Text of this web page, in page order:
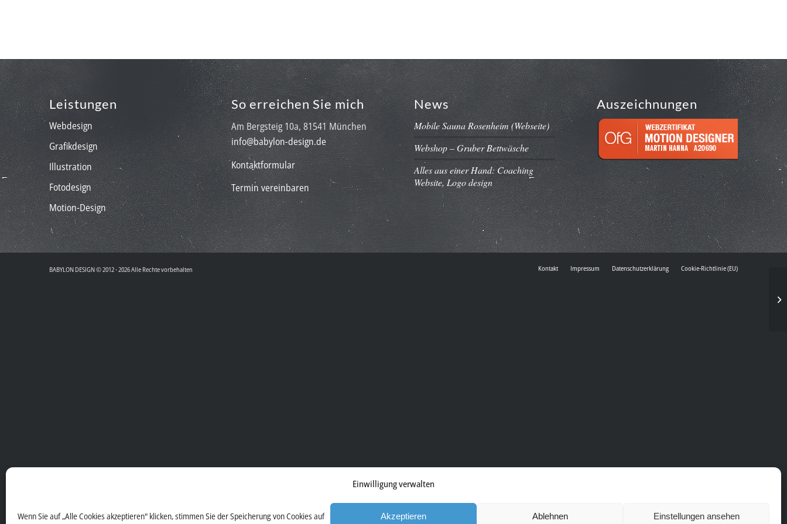
Einwilligung verwalten
Wenn Sie auf „Alle Cookies akzeptieren" klicken, stimmen Sie der Speicherung von Cookies auf
Akzeptieren Ablehnen Einstellungen ansehen
Leistungen
Webdesign
Grafikdesign
Illustration
Fotodesign
Motion-Design
So erreichen Sie mich
Am Bergsteig 10a, 81541 München
info@babylon-design.de
Kontaktformular
Termin vereinbaren
News
Mobile Sauna Rosenheim (Webseite)
Webshop – Gruber Bettwäsche
Alles aus einer Hand: Coaching
Website, Logo design
Auszeichnungen
BABYLON DESIGN © 2012 - 2026 Alle Rechte vorbehalten Kontakt Impressum Datenschutzerklärung Cookie-Richtlinie (EU)